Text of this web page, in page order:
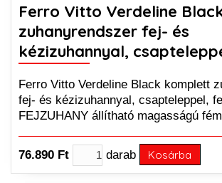
Ferro Vitto Verdeline
zuhanyrendszer fej- és
kézizuhannyal,
Ferro Vitto Verdeline Black komplett
fej- és kézizuhannyal, csapteleppel,
FEJZUHANY állítható magasságú fém
76.890 Ft darab Kosárba